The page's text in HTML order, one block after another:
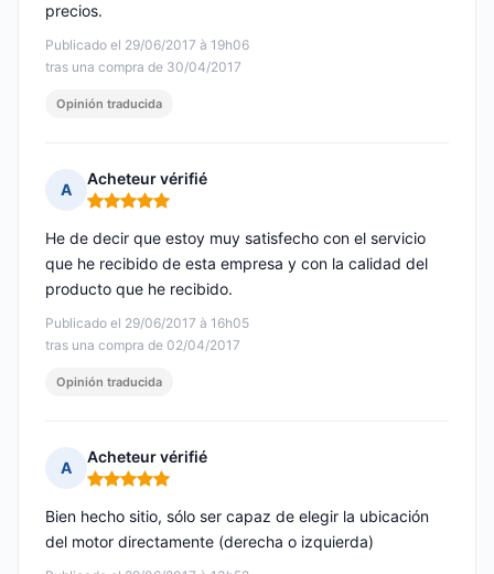
Publicado el 29/06/2017 à 19h06
tras una compra de 30/04/2017
precios.
Opinión traducida
A
Acheteur vérifié
Nota: 5 de 5
Publicado el 29/06/2017 à 16h05
tras una compra de 02/04/2017
He de decir que estoy muy satisfecho con el servicio
que he recibido de esta empresa y con la calidad del
producto que he recibido.
Opinión traducida
A
Acheteur vérifié
Nota: 5 de 5
Bien hecho sitio, sólo ser capaz de elegir la ubicación
del motor directamente (derecha o izquierda)